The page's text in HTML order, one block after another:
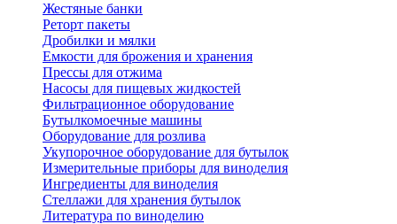
Жестяные банки
Реторт пакеты
Дробилки и мялки
Емкости для брожения и хранения
Прессы для отжима
Насосы для пищевых жидкостей
Фильтрационное оборудование
Бутылкомоечные машины
Оборудование для розлива
Укупорочное оборудование для бутылок
Измерительные приборы для виноделия
Ингредиенты для виноделия
Стеллажи для хранения бутылок
Литература по виноделию